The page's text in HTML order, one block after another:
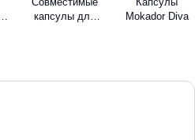
капсулы для
Mokador Diva